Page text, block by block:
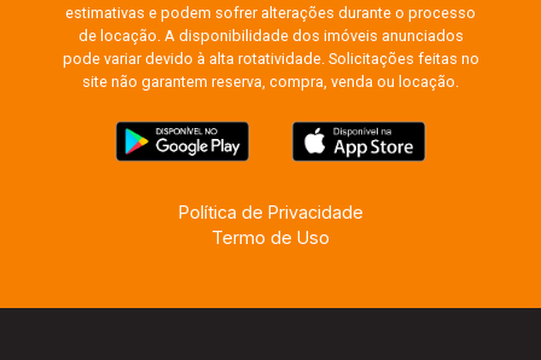
estimativas e podem sofrer alterações durante o processo
de locação. A disponibilidade dos imóveis anunciados
pode variar devido à alta rotatividade. Solicitações feitas no
site não garantem reserva, compra, venda ou locação.
Política de Privacidade
Termo de Uso